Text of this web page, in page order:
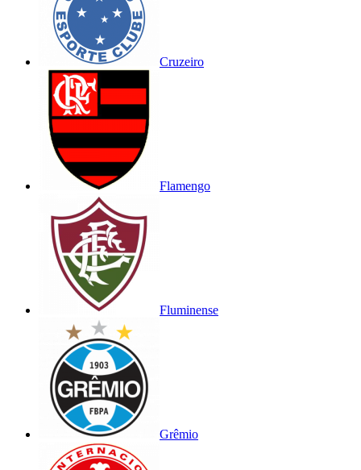
Cruzeiro
Flamengo
Fluminense
Grêmio